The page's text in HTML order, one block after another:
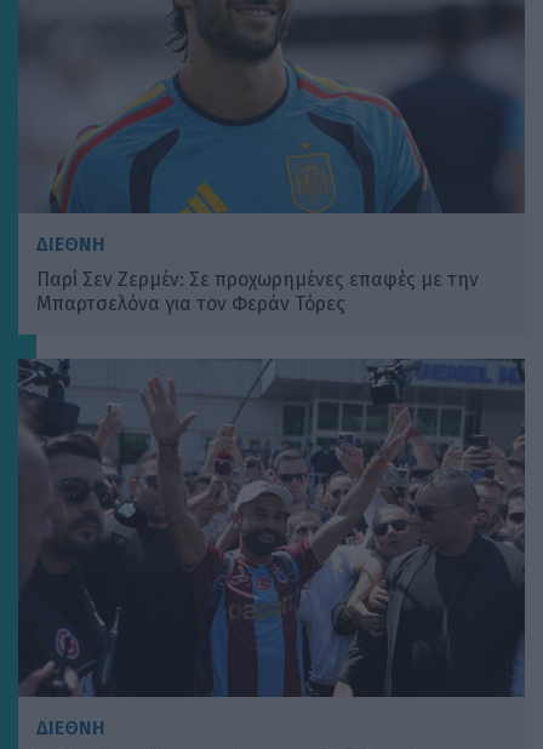
ΔΙΕΘΝΗ
Παρί Σεν Ζερμέν: Σε προχωρημένες επαφές με την
Μπαρτσελόνα για τον Φεράν Τόρες
ΔΙΕΘΝΗ